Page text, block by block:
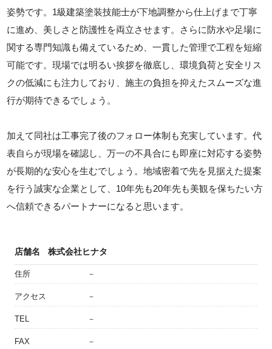
姿勢です。1級建築塗装技能士が下地調整から仕上げまで丁寧
に進め、美しさと防護性を両立させます。さらに防水や足場に
関する専門知識も備えているため、一貫した管理で工程を短縮
可能です。現場では明るい挨拶を徹底し、環境負荷と安全リス
クの低減にも注力しており、施主の負担を抑えたスムーズな進
行が期待できるでしょう。
加えて同社は工事完了後のフォロー体制も充実しています。代
表自らが現場を確認し、万一の不具合にも即座に対応する姿勢
が長期的な安心を生むでしょう。地域密着で先を見据えた提案
を行う誠実な企業として、10年先も20年先も美観を保ちたい方
へ信頼できるパートナーになると思います。
店舗名 株式会社ヒナタ
住所 －
アクセス －
TEL －
FAX －